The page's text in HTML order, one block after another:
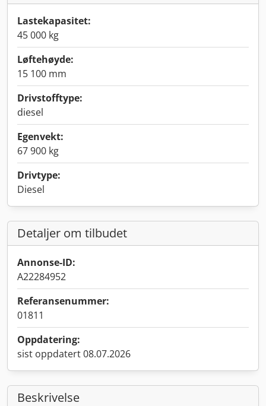
Lastekapasitet:
45 000 kg
Løftehøyde:
15 100 mm
Drivstofftype:
diesel
Egenvekt:
67 900 kg
Drivtype:
Diesel
Detaljer om tilbudet
Annonse-ID:
A22284952
Referansenummer:
01811
Oppdatering:
sist oppdatert 08.07.2026
Beskrivelse